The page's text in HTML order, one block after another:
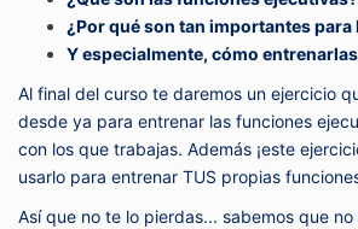
¿Por qué son tan importantes para
Y especialmente, cómo
Al final del curso te daremos un ejercicio
desde ya para entrenar las funciones
con los que trabajas. Además ¡este
usarlo para entrenar TUS propias
Así que no te lo pierdas... sabemos que